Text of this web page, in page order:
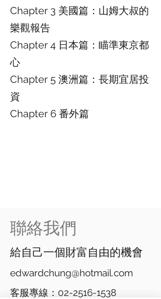
Chapter 3 美國篇：山姆大叔的
樂觀報告
Chapter 4 日本篇：瞄準東京都
心
Chapter 5 澳洲篇：長期宜居投
資
Chapter 6 番外篇
​聯絡我們
給自己一個財富自由的機會
edwardchung@hotmail.com
客服專線：02-2516-1538